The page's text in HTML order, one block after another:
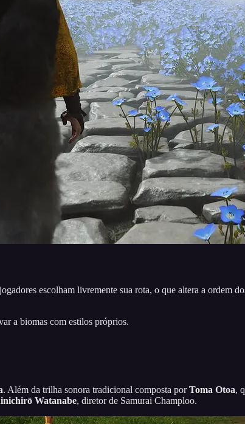
escolham livremente sua rota, o que altera a ordem
a biomas com estilos próprios.
. Além da trilha sonora tradicional composta porToma Otoa,
Watanabe, diretor de Samurai Champloo.